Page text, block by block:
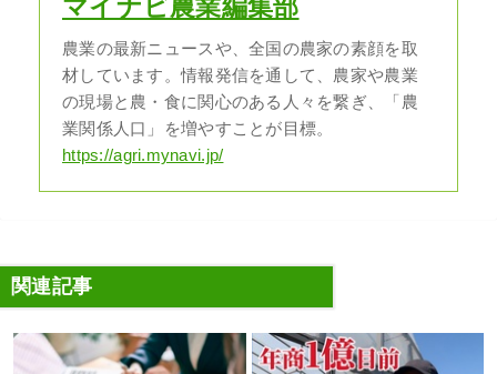
マイナビ農業編集部
農業の最新ニュースや、全国の農家の素顔を取
材しています。情報発信を通して、農家や農業
の現場と農・食に関心のある人々を繋ぎ、「農
業関係人口」を増やすことが目標。
https://agri.mynavi.jp/
関連記事